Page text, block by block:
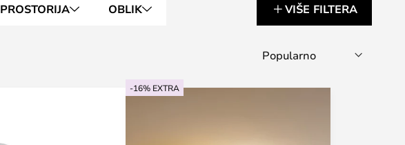
PROSTORIJA OBLIK VIŠE FILTERA
-16% EXTRA